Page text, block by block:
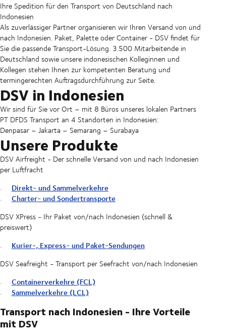
Ihre Spedition für den Transport von Deutschland nach
Indonesien
Als zuverlässiger Partner organisieren wir Ihren Versand von und
nach Indonesien. Paket, Palette oder Container - DSV findet für
Sie die passende Transport-Lösung. 3.500 Mitarbeitende in
Deutschland sowie unsere indonesischen Kolleginnen und
Kollegen stehen Ihnen zur kompetenten Beratung und
termingerechten Auftragsdurchführung zur Seite.
DSV in Indonesien
Wir sind für Sie vor Ort – mit 8 Büros unseres lokalen Partners
PT DFDS Transport an 4 Standorten in Indonesien:
Denpasar – Jakarta – Semarang – Surabaya
Unsere Produkte
DSV Airfreight - Der schnelle Versand von und nach Indonesien
per Luftfracht
Direkt- und Sammelverkehre
Charter- und Sondertransporte
DSV XPress - Ihr Paket von/nach Indonesien (schnell &
preiswert)
Kurier-, Express- und Paket-Sendungen
DSV Seafreight - Transport per Seefracht von/nach Indonesien
Containerverkehre (FCL)
Sammelverkehre (LCL)
Transport nach Indonesien - Ihre Vorteile
mit DSV